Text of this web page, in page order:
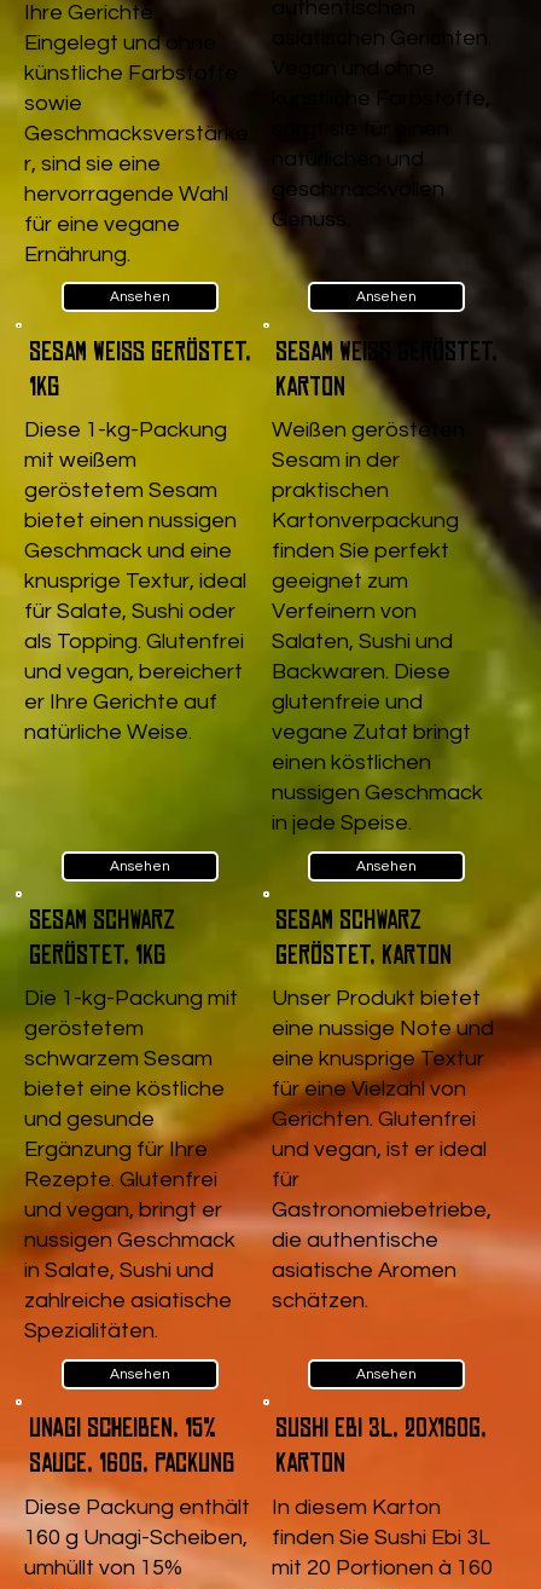
Ihre Gerichte.
Eingelegt und ohne
künstliche Farbstoffe
sowie
Geschmacksverstärke
r, sind sie eine
hervorragende Wahl
für eine vegane
Ernährung.
Ansehen
authentischen
asiatischen Gerichten.
Vegan und ohne
künstliche Farbstoffe,
sorgt sie für einen
natürlichen und
geschmackvollen
Genuss.
Ansehen
Sesam weiß geröstet,
1kg
Diese 1-kg-Packung
mit weißem
geröstetem Sesam
bietet einen nussigen
Geschmack und eine
knusprige Textur, ideal
für Salate, Sushi oder
als Topping. Glutenfrei
und vegan, bereichert
er Ihre Gerichte auf
natürliche Weise.
Ansehen
Sesam weiß geröstet,
Karton
Weißen gerösteten
Sesam in der
praktischen
Kartonverpackung
finden Sie perfekt
geeignet zum
Verfeinern von
Salaten, Sushi und
Backwaren. Diese
glutenfreie und
vegane Zutat bringt
einen köstlichen
nussigen Geschmack
in jede Speise.
Ansehen
Sesam schwarz
geröstet, 1kg
Die 1-kg-Packung mit
geröstetem
schwarzem Sesam
bietet eine köstliche
und gesunde
Ergänzung für Ihre
Rezepte. Glutenfrei
und vegan, bringt er
nussigen Geschmack
in Salate, Sushi und
zahlreiche asiatische
Spezialitäten.
Ansehen
Sesam schwarz
geröstet, Karton
Unser Produkt bietet
eine nussige Note und
eine knusprige Textur
für eine Vielzahl von
Gerichten. Glutenfrei
und vegan, ist er ideal
für
Gastronomiebetriebe,
die authentische
asiatische Aromen
schätzen.
Ansehen
Unagi Scheiben, 15%
Sauce, 160g, Packung
Diese Packung enthält
160 g Unagi-Scheiben,
umhüllt von 15%
Sushi Ebi 3L, 20x160g,
Karton
In diesem Karton
finden Sie Sushi Ebi 3L
mit 20 Portionen à 160